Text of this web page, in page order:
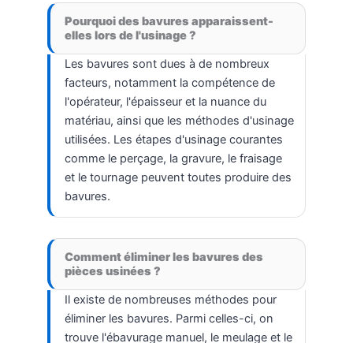
Pourquoi des bavures apparaissent-
elles lors de l'usinage ?
Les bavures sont dues à de nombreux
facteurs, notamment la compétence de
l'opérateur, l'épaisseur et la nuance du
matériau, ainsi que les méthodes d'usinage
utilisées. Les étapes d'usinage courantes
comme le perçage, la gravure, le fraisage
et le tournage peuvent toutes produire des
bavures.
Comment éliminer les bavures des
pièces usinées ?
Il existe de nombreuses méthodes pour
éliminer les bavures. Parmi celles-ci, on
trouve l'ébavurage manuel, le meulage et le